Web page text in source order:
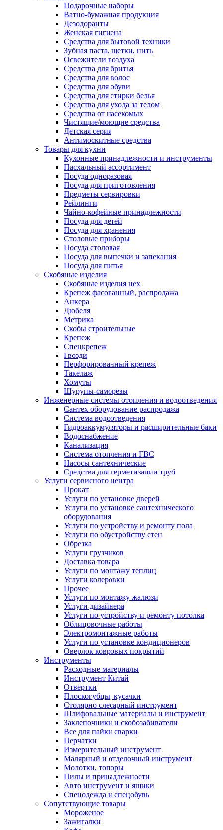
Подарочные наборы
Ватно-бумажная продукция
Дезодоранты
Женская гигиена
Средства для бытовой техники
Зубная паста, щетки, нить
Освежители воздуха
Средства для бритья
Средства для волос
Средства для обуви
Средства для стирки белья
Средства для ухода за телом
Средства от насекомых
Чистящие/моющие средства
Детская серия
Антимоскитные средства
Товары для кухни
Кухонные принадлежности и инструменты
Пасхальный ассортимент
Посуда одноразовая
Посуда для приготовления
Предметы сервировки
Рейлинги
Чайно-кофейные принадлежности
Посуда для детей
Посуда для хранения
Столовые приборы
Посуда столовая
Посуда для выпечки и запекания
Посуда для питья
Скобяные изделия
Скобяные изделия цех
Крепеж фасованный, распродажа
Анкера
Дюбеля
Метрика
Скобы строительные
Крепеж
Спецкрепеж
Гвозди
Перфорированный крепеж
Такелаж
Хомуты
Шурупы-саморезы
Инженерные системы отопления и водоотведения
Сантех оборудование распродажа
Система водоотведения
Гидроаккумуляторы и расширительные баки
Водоснабжение
Канализация
Система отопления и ГВС
Насосы сантехнические
Средства для герметизации труб
Услуги сервисного центра
Прокат
Услуги по установке дверей
Услуги по установке сантехнического
оборудования
Услуги по устройству и ремонту пола
Услуги по обустройству стен
Обрезка
Услуги грузчиков
Доставка товара
Услуги по монтажу теплиц
Услуги колеровки
Прочее
Услуги по монтажу жалюзи
Услуги дизайнера
Услуги по устройству и ремонту потолка
Облицовочные работы
Электромонтажные работы
Услуги по установке кондиционеров
Оверлок ковровых покрытий
Инструменты
Расходные материалы
Инструмент Китай
Отвертки
Плоскогубцы, кусачки
Столярно слесарный инструмент
Шлифовальные материалы и инструмент
Заклепочники и скобозабиватели
Все для пайки сварки
Перчатки
Измерительный инструмент
Малярный и отделочный инструмент
Молотки, топоры
Пилы и принадлежности
Авто инструмент и ящики
Спецодежда и спецобувь
Сопутствующие товары
Мороженое
Зажигалки